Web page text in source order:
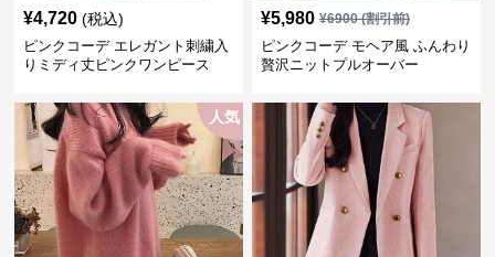
¥4,720 (税込)
ピンクコーデ エレガント刺繍入
りミディ丈ピンクワンピース
¥5,980 ¥6900(割引前)
ピンクコーデ モヘア風 ふんわり
贅沢ニットプルオーバー
人気